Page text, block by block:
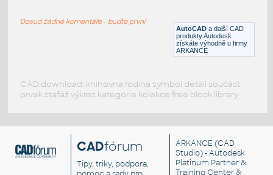
DWG Digestoře
AutoCAD a další CAD
produkty Autodesk
získáte výhodně u firmy
ARKANCE
Dosud žádné komentáře - buďte první
CAD download: knihovna rodina symbol detail součást
prvek stafáž výkres kategorie kolekce free block library
CADfórum
Tipy, triky, podpora,
ARKANCE (CAD
Studio) - Autodesk
Platinum Partner &
Training Center &